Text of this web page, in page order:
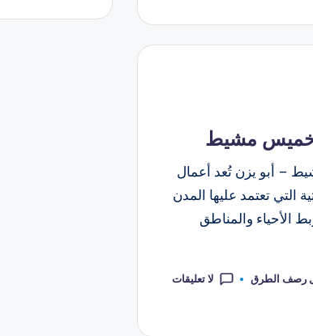
مشيط
أبو يزن تُعد أعمال
التي تعتمد عليها المدن
الأحياء والمناطق
رصف الطرق لا تعليقات